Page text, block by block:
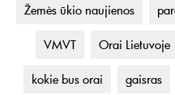
Žemės ūkio naujienos
VMVT Orai Lietuvoje
kokie bus orai gaisras